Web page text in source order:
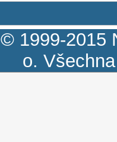
© 1999-2015
o.